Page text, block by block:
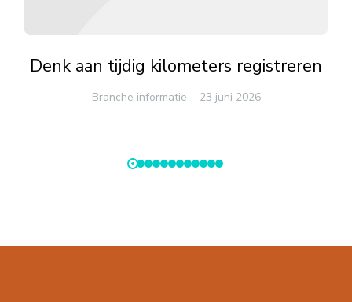
Denk aan tijdig kilometers registreren
Branche informatie 23 juni 2026